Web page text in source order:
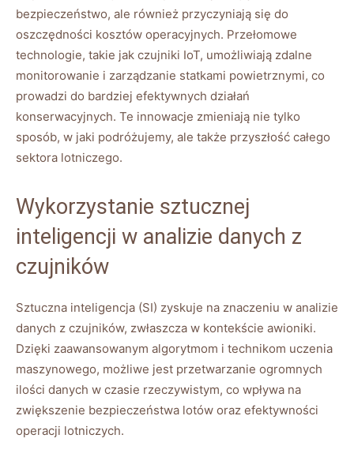
bezpieczeństwo, ale ‍również przyczyniają się do
oszczędności kosztów ‌operacyjnych. Przełomowe
technologie, takie ‌jak⁤ czujniki IoT, umożliwiają zdalne
monitorowanie i ⁣zarządzanie ⁢statkami powietrznymi, co⁤
prowadzi do bardziej efektywnych działań
konserwacyjnych. Te innowacje zmieniają ⁤nie ⁢tylko‌
sposób, w jaki podróżujemy, ale także przyszłość całego
sektora⁤ lotniczego.
Wykorzystanie sztucznej
inteligencji w analizie danych z
czujników
Sztuczna inteligencja (SI) zyskuje na znaczeniu w analizie
danych z czujników, zwłaszcza w kontekście awioniki.
Dzięki zaawansowanym algorytmom i technikom uczenia
maszynowego, możliwe jest ‍przetwarzanie ogromnych‌
ilości danych w czasie rzeczywistym, co wpływa⁤ na
zwiększenie bezpieczeństwa lotów⁤ oraz efektywności
operacji lotniczych.